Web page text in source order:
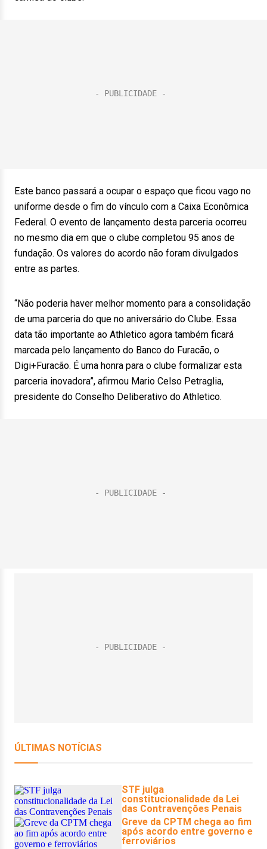
Este banco passará a ocupar o espaço que ficou vago no
uniforme desde o fim do vínculo com a Caixa Econômica
Federal. O evento de lançamento desta parceria ocorreu
no mesmo dia em que o clube completou 95 anos de
fundação. Os valores do acordo não foram divulgados
entre as partes.
“Não poderia haver melhor momento para a consolidação
de uma parceria do que no aniversário do Clube. Essa
data tão importante ao Athletico agora também ficará
marcada pelo lançamento do Banco do Furacão, o
Digi+Furacão. É uma honra para o clube formalizar esta
parceria inovadora”, afirmou Mario Celso Petraglia,
presidente do Conselho Deliberativo do Athletico.